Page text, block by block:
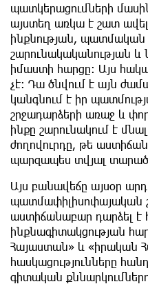
պատկերացումների
այստեղ առկա է շատ
ինքնության, պատմական
շարունակականության և
իմաստի հարցը։ Այս
չէ։ Դա ծնվում է այն
կանգնում է իր
շրջադարձերի առաջ և
ինքը շարունակում է
ժողովուրդը, թե
պարզապես տվյալ
Այս բանավեճը այսօր
պատմափիլիսոփայական
աստիճանաբար դարձել
ինքնագիտակցության
Հայաստան» և «իրական
հասկացությունները
գիտական